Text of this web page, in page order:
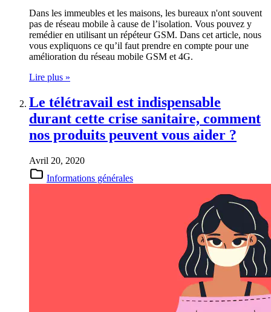
Dans les immeubles et les maisons, les bureaux n'ont souvent
pas de réseau mobile à cause de l’isolation. Vous pouvez y
remédier en utilisant un répéteur GSM. Dans cet article, nous
vous expliquons ce qu’il faut prendre en compte pour une
amélioration du réseau mobile GSM et 4G.
Lire plus »
Le télétravail est indispensable
durant cette crise sanitaire, comment
nos produits peuvent vous aider ?
Avril 20, 2020
Informations générales